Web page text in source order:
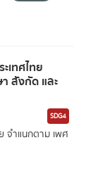
เทศไทย
สังกัด และ
SDG4
จำแนกตาม เพศ